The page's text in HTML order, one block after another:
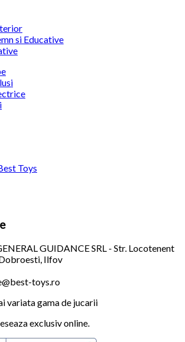
si Educative
Toys
GUIDANCE SRL - Str. Locotenent
Ilfov
toys.ro
variata gama de jucarii
exclusiv online.